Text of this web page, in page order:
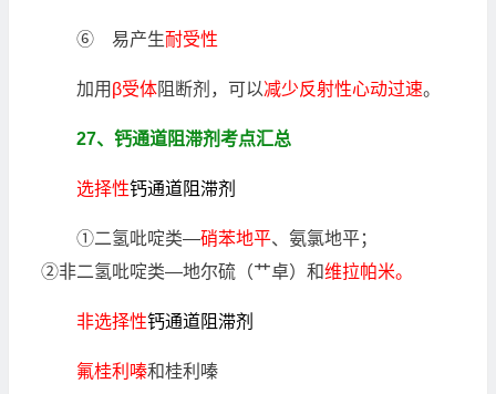
⑥ 易产生耐受性
加用 β受体阻断剂，可以减少反射性心动过速。
27、钙通道阻滞剂考点汇总
选择性钙通道阻滞剂
①二氢吡啶类—硝苯地平、氨氯地平；
②非二氢吡啶类—地尔硫（艹卓）和维拉帕米。
非选择性钙通道阻滞剂
氟桂利嗪和桂利嗪